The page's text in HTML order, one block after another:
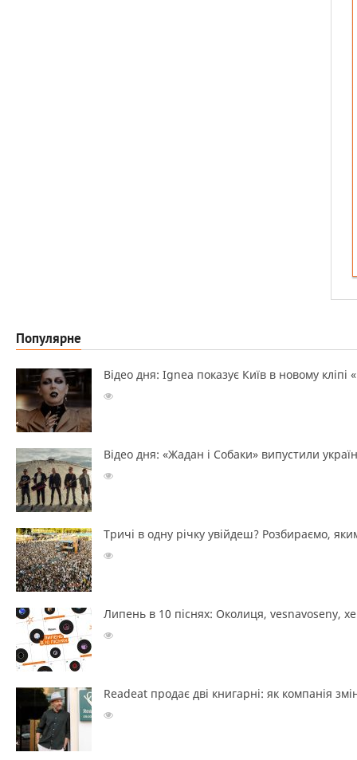
Популярне
Відео дня: Ignea показує Київ в новому кліпі
Відео дня: «Жадан і Собаки» випустили
Тричі в одну річку увійдеш? Розбираємо,
Липень в 10 піснях: Околиця, vesnavoseny,
Readeat продає дві книгарні: як компанія